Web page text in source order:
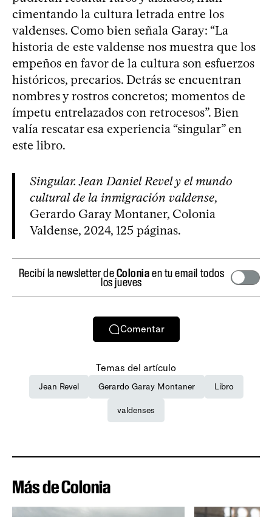
cimentando la cultura letrada entre los
valdenses. Como bien señala Garay: “La
historia de este valdense nos muestra que los
empeños en favor de la cultura son esfuerzos
históricos, precarios. Detrás se encuentran
nombres y rostros concretos; momentos de
ímpetu entrelazados con retrocesos”. Bien
valía rescatar esa experiencia “singular” en
este libro.
Singular. Jean Daniel Revel y el mundo
cultural de la inmigración valdense,
Gerardo Garay Montaner, Colonia
Valdense, 2024, 125 páginas.
Recibí la newsletter deColoniaen tu email todos
los jueves
Comentar
Temas del artículo
Jean Revel Gerardo Garay Montaner Libro
valdenses
Más de Colonia